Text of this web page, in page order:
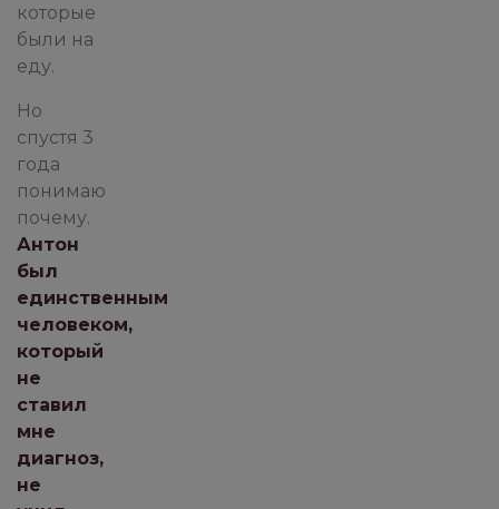
которые
были на
еду.
Но
спустя 3
года
понимаю
почему.
Антон
был
единственным
человеком,
который
не
ставил
мне
диагноз,
не